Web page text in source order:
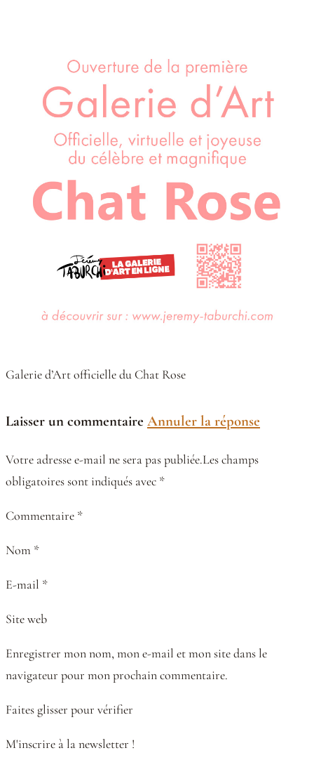
Galerie d’Art officielle du Chat Rose
Laisser un commentaire Annuler la réponse
Votre adresse e-mail ne sera pas publiée.Les champs
obligatoires sont indiqués avec *
Commentaire *
Nom *
E-mail *
Site web
Enregistrer mon nom, mon e-mail et mon site dans le
navigateur pour mon prochain commentaire.
Faites glisser pour vérifier
M'inscrire à la newsletter !